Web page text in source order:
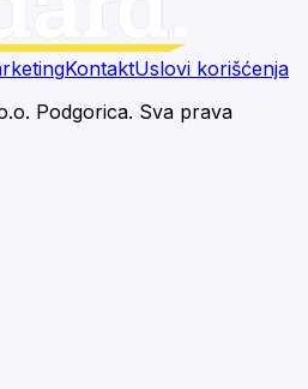
KontaktUslovi korišćenja
Podgorica. Sva prava